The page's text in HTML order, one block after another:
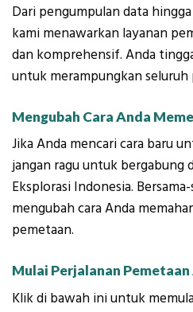
Dari pengumpulan data
kami menawarkan layanan
dan komprehensif. Anda
untuk merampungkan seluruh
Mengubah Cara Anda
Jika Anda mencari cara baru
jangan ragu untuk bergabung
Eksplorasi Indonesia.
mengubah cara Anda
pemetaan.
Mulai Perjalanan
Klik di bawah ini untuk